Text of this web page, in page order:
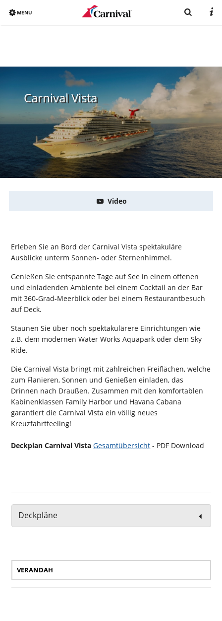
Bereits gebucht?
Buchen
Schiffe
Urlaub mit Carnival
Katalog
MENU
Carnival Vista
Video
Erleben Sie an Bord der Carnival Vista spektakuläre
Ausblicke unterm Sonnen- oder Sternenhimmel.
Genießen Sie entspannte Tage auf See in einem offenen
und einladenden Ambiente bei einem Cocktail an der Bar
mit 360-Grad-Meerblick oder bei einem Restaurantbesuch
auf Deck.
Staunen Sie über noch spektakulärere Einrichtungen wie
z.B. dem modernen Water Works Aquapark oder dem Sky
Ride.
Die Carnival Vista bringt mit zahlreichen Freiflächen, welche
zum Flanieren, Sonnen und Genießen einladen, das
Drinnen nach Draußen. Zusammen mit den komfortablen
Kabinenklassen Family Harbor und Havana Cabana
garantiert die Carnival Vista ein völlig neues
Kreuzfahrtfeeling!
Deckplan Carnival VistaGesamtübersicht - PDF Download
Deckpläne